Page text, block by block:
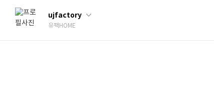
ujfactory
유팩HOME